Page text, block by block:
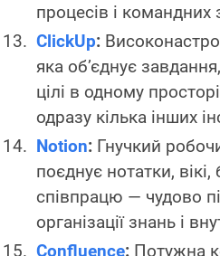
процесів і командних
ClickUp:
яка об’єднує
цілі в одному
одразу кілька інших
Notion: Гнучкий
поєднує нотатки, вікі,
співпрацю — чудово
організації знань і
Confluence: Потужна